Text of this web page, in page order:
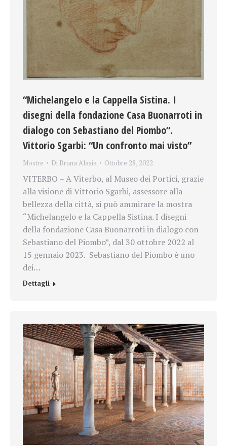
“Michelangelo e la Cappella Sistina. I
disegni della fondazione Casa Buonarroti in
dialogo con Sebastiano del Piombo”.
Vittorio Sgarbi: “Un confronto mai visto”
Mostre Di Bruna Alasia Ottobre 28, 2022
VITERBO – A Viterbo, al Museo dei Portici, grazie
alla visione di Vittorio Sgarbi, assessore alla
bellezza della città, si può ammirare la mostra
“Michelangelo e la Cappella Sistina. I disegni
della fondazione Casa Buonarroti in dialogo con
Sebastiano del Piombo”, dal 30 ottobre 2022 al
15 gennaio 2023. Sebastiano del Piombo è uno
dei…
Dettagli